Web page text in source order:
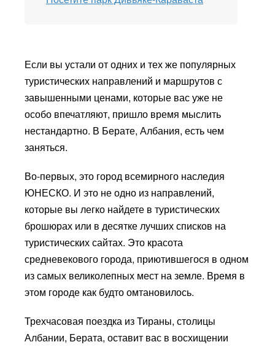
Если вы устали от одних и тех же популярных
туристических направлений и маршрутов с
завышенными ценами, которые вас уже не
особо впечатляют, пришло время мыслить
нестандартно. В Берате, Албания, есть чем
заняться.
Во-первых, это город всемирного наследия
ЮНЕСКО. И это не одно из направлений,
которые вы легко найдете в туристических
брошюрах или в десятке лучших списков на
туристических сайтах. Это красота
средневекового города, приютившегося в одном
из самых великолепных мест на земле. Время в
этом городе как будто омтановилось.
Трехчасовая поездка из Тираны, столицы
Албании, Берата, оставит вас в восхищении